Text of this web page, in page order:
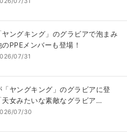
ングキング」のグラビアで泡まみ
PPEメンバーも登場！
07/31
ヤングキング」のグラビアに登
天女みたいな素敵なグラビア…
07/30